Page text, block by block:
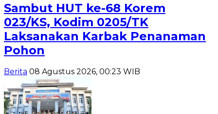
Sambut HUT ke-68 Korem
023/KS, Kodim 0205/TK
Laksanakan Karbak Penanaman
Pohon
Berita 08 Agustus 2026, 00:23 WIB